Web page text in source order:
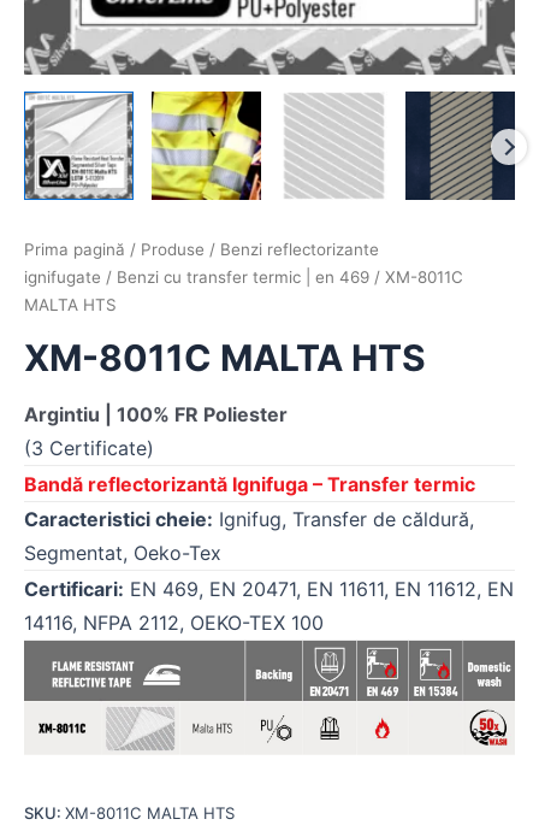
Prima pagină / Produse / Benzi reflectorizante
ignifugate / Benzi cu transfer termic | en 469 / XM-8011C
MALTA HTS
XM-8011C MALTA HTS
Argintiu | 100% FR Poliester
(3 Certificate)
Bandă reflectorizantă Ignifuga – Transfer termic
Caracteristici cheie: Ignifug, Transfer de căldură,
Segmentat, Oeko-Tex
Certificari: EN 469, EN 20471, EN 11611, EN 11612, EN
14116, NFPA 2112, OEKO-TEX 100
SKU: XM-8011C MALTA HTS